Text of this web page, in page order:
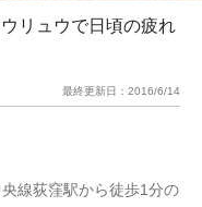
リュウで日頃の疲れ
最終更新日： 2016/6/14
線荻窪駅から徒歩1分の